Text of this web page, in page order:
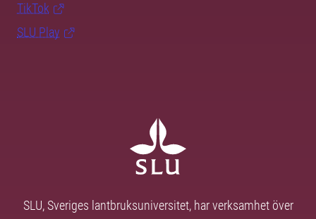
TikTok
SLU Play
SLU, Sveriges lantbruksuniversitet, har verksamhet över